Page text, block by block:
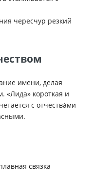
чересчур резкий
имени, делая
«Лида» короткая и
с отчества́ми
связка